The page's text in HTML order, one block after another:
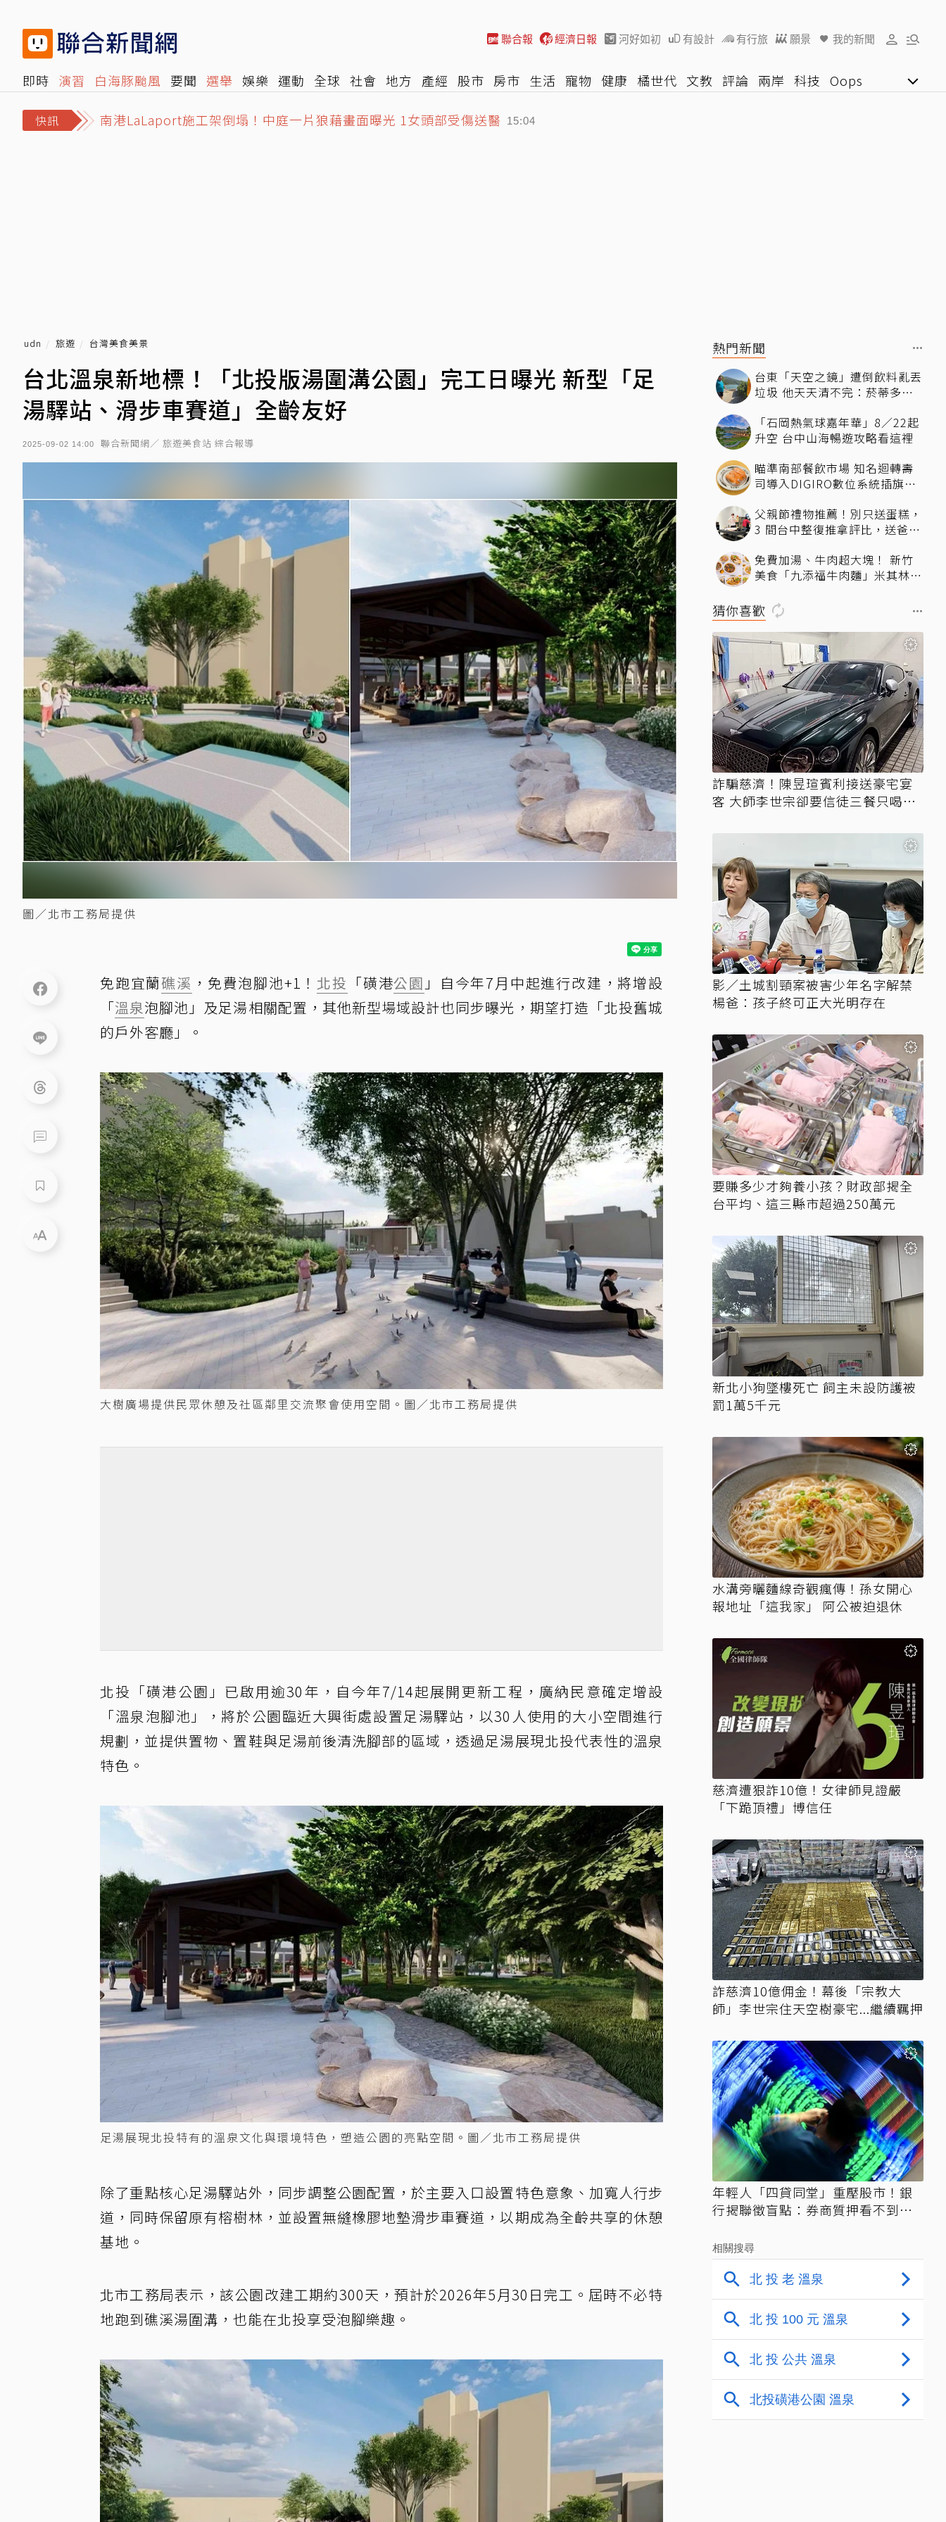
聯合報 經濟日報 河好如初 有設計 有行旅 願景 我的新聞
即時 演習 白海豚颱風 要聞 選舉 娛樂 運動 全球 社會 地方 產經 股市 房市 生活 寵物 健康 橘世代 文教 評論 兩岸 科技 Oops
快訊 南港LaLaport施工架倒塌！中庭一片狼藉畫面曝光 1女頭部受傷送醫 15:04
udn 旅遊 台灣美食美景
台北溫泉新地標！「北投版湯圍溝公園」完工日曝光 新型「足
湯驛站、滑步車賽道」全齡友好
2025-09-02 14:00 聯合新聞網／ 旅遊美食站 綜合報導
圖／北市工務局提供
免跑宜蘭礁溪 ，免費泡腳池+1！ 北投 「磺港公園 」自今年7月中起進行改建，將增設
「溫泉泡腳池」及足湯相關配置，其他新型場域設計也同步曝光，期望打造「北投舊城
的戶外客廳」。
大樹廣場提供民眾休憩及社區鄰里交流聚會使用空間。圖／北市工務局提供
北投「磺港公園」已啟用逾30年，自今年7/14起展開更新工程，廣納民意確定增設
「溫泉泡腳池」，將於公園臨近大興街處設置足湯驛站，以30人使用的大小空間進行
規劃，並提供置物、置鞋與足湯前後清洗腳部的區域，透過足湯展現北投代表性的溫泉
特色。
足湯展現北投特有的溫泉文化與環境特色，塑造公園的亮點空間。圖／北市工務局提供
除了重點核心足湯驛站外，同步調整公園配置，於主要入口設置特色意象、加寬人行步
道，同時保留原有榕樹林，並設置無縫橡膠地墊滑步車賽道，以期成為全齡共享的休憩
基地。
北市工務局表示，該公園改建工期約300天，預計於2026年5月30日完工。屆時不必特
地跑到礁溪湯圍溝，也能在北投享受泡腳樂趣。
熱門新聞
台東「天空之鏡」遭倒飲料亂丟
垃圾 他天天清不完：菸蒂多到
「石岡熱氣球嘉年華」8／22起
升空 台中山海暢遊攻略看這裡
瞄準南部餐飲市場 知名迴轉壽
司導入DIGIRO數位系統插旗台
父親節禮物推薦！別只送蛋糕，
3 間台中整復推拿評比，送爸爸
免費加湯、牛肉超大塊！ 新竹
美食「九添福牛肉麵」米其林必
猜你喜歡
詐騙慈濟！陳昱瑄賓利接送豪宅宴
客 大師李世宗卻要信徒三餐只喝精
影／土城割頸案被害少年名字解禁
楊爸：孩子終可正大光明存在
要賺多少才夠養小孩？財政部揭全
台平均、這三縣市超過250萬元
新北小狗墜樓死亡 飼主未設防護被
罰1萬5千元
水溝旁曬麵線奇觀瘋傳！孫女開心
報地址「這我家」 阿公被迫退休
慈濟遭狠詐10億！女律師見證嚴
「下跪頂禮」博信任
詐慈濟10億佣金！幕後「宗教大
師」李世宗住天空樹豪宅...繼續羈押
年輕人「四貸同堂」重壓股市！銀
行揭聯徵盲點：券商質押看不到、